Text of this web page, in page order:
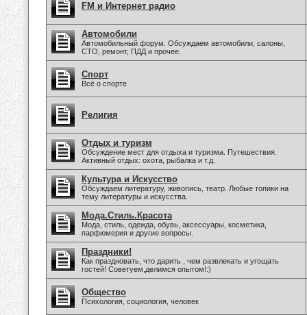
FM и Интернет радио
Автомобили
Автомобильный форум. Обсуждаем автомобили, салоны,
СТО, ремонт, ПДД и прочее.
Спорт
Всё о спорте
Религия
Отдых и туризм
Обсуждение мест для отдыха и туризма. Путешествия.
Активный отдых: охота, рыбалка и т.д.
Культура и Искусство
Обсуждаем литературу, живопись, театр. Любые топики на
тему литературы и искусства.
Мода.Стиль.Красота
Мода, стиль, одежда, обувь, аксессуары, косметика,
парфюмерия и другие вопросы.
Праздники!
Как праздновать, что дарить , чем развлекать и угощать
гостей! Советуем,делимся опытом!:)
Общество
Психология, социология, человек